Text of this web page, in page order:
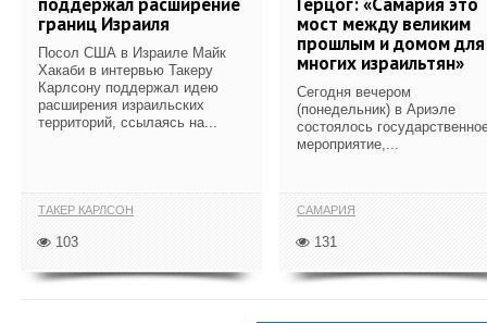
границ Израиля
Посол США в Израиле Майк
Хакаби в интервью Такеру
Карлсону поддержал идею
расширения израильских
территорий, ссылаясь на...
ТАКЕР КАРЛСОН
103
мост между великим
прошлым и домом для
многих израильтян»
Сегодня вечером
(понедельник) в Ариэле
состоялось
мероприятие,...
САМАРИЯ
131